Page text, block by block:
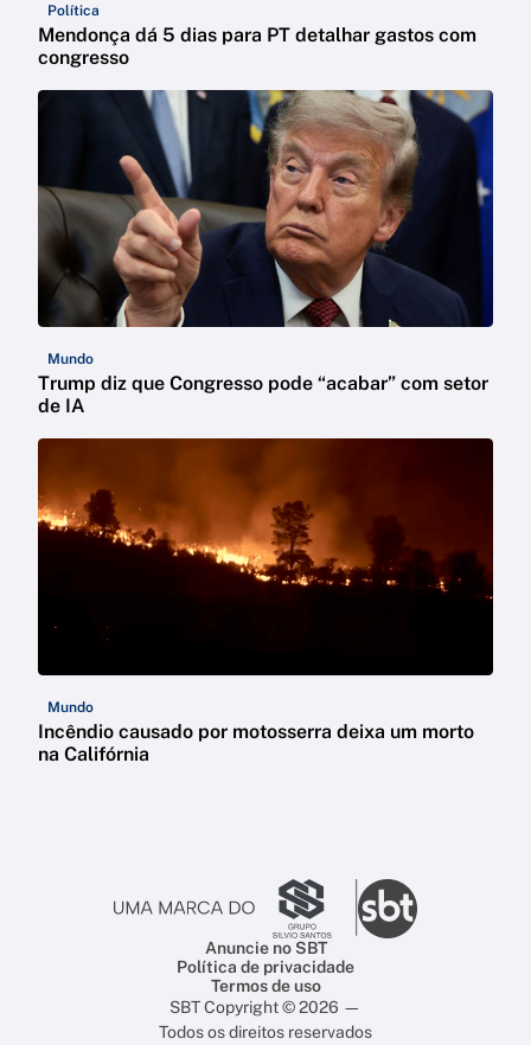
Política
Mendonça dá 5 dias para PT detalhar gastos com
congresso
Mundo
Trump diz que Congresso pode “acabar” com setor
de IA
Mundo
Incêndio causado por motosserra deixa um morto
na Califórnia
Anuncie no SBT
Política de privacidade
Termos de uso
SBT Copyright © 2026 —
Todos os direitos reservados